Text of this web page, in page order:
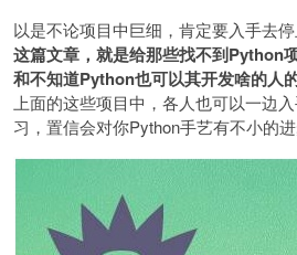
以是不论项目中巨细，肯定要入手去停
这篇文章，就是给那些找不到Python
和不知道Python也可以其开发啥的人
上面的这些项目中，各人也可以一边
习，置信会对你Python手艺有不小的进